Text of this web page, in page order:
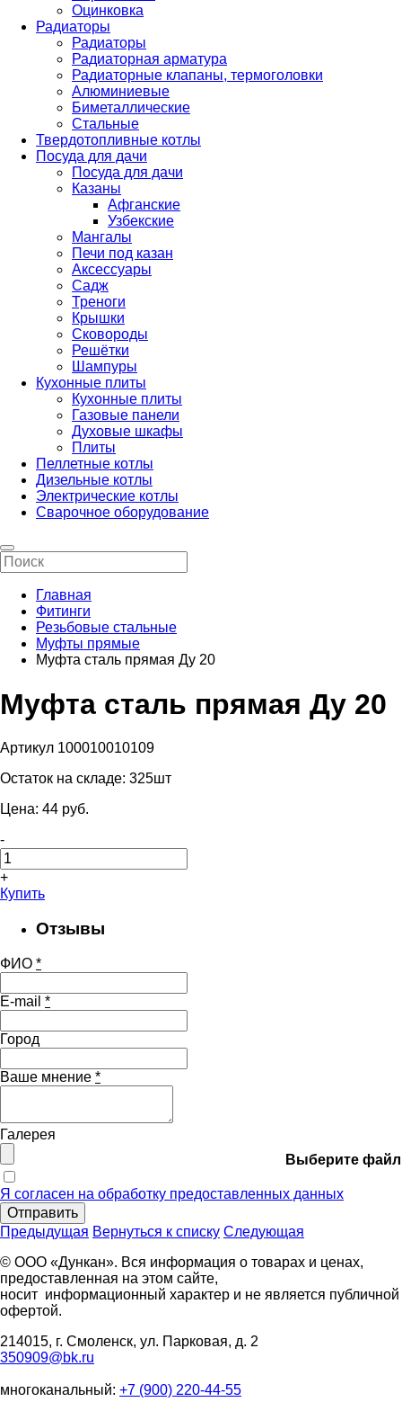
Оцинковка
Радиаторы
Радиаторы
Радиаторная арматура
Радиаторные клапаны, термоголовки
Алюминиевые
Биметаллические
Стальные
Твердотопливные котлы
Посуда для дачи
Посуда для дачи
Казаны
Афганские
Узбекские
Мангалы
Печи под казан
Аксессуары
Садж
Треноги
Крышки
Сковороды
Решётки
Шампуры
Кухонные плиты
Кухонные плиты
Газовые панели
Духовые шкафы
Плиты
Пеллетные котлы
Дизельные котлы
Электрические котлы
Сварочное оборудование
Главная
Фитинги
Резьбовые стальные
Муфты прямые
Муфта сталь прямая Ду 20
Муфта сталь прямая Ду 20
Артикул 100010010109
Остаток на складе: 325шт
Цена: 44 pуб.
-
+
Купить
Отзывы
ФИО *
E-mail *
Город
Ваше мнение *
Галерея
Выберите файл
Я согласен на обработку предоставленных данных
Отправить
Предыдущая Вернуться к списку Следующая
© ООО «Дункан». Вся информация о товарах и ценах,
предоставленная на этом сайте,
носит информационный характер и не является публичной
офертой.
214015, г. Смоленск, ул. Парковая, д. 2
350909@bk.ru
многоканальный: +7 (900) 220-44-55